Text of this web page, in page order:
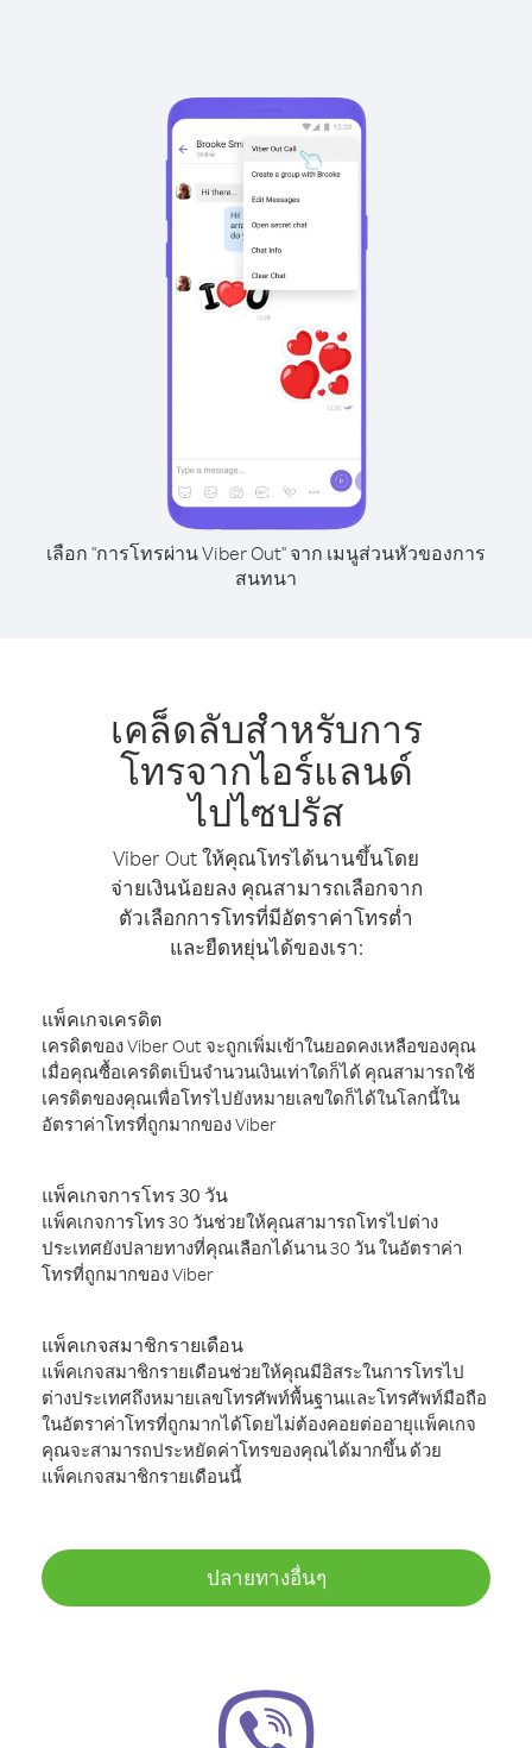
เลือก "การโทรผ่าน Viber Out" จาก เมนูส่วนหัวของการ
สนทนา
เคล็ดลับสำหรับการ
โทรจากไอร์แลนด์
ไปไซปรัส
Viber Out ให้คุณโทรได้นานขึ้นโดย
จ่ายเงินน้อยลง คุณสามารถเลือกจาก
ตัวเลือกการโทรที่มีอัตราค่าโทรต่ำ
และยืดหยุ่นได้ของเรา:
แพ็คเกจเครดิต
เครดิตของ Viber Out จะถูกเพิ่มเข้าในยอดคงเหลือของคุณ
เมื่อคุณซื้อเครดิตเป็นจำนวนเงินเท่าใดก็ได้ คุณสามารถใช้
เครดิตของคุณเพื่อโทรไปยังหมายเลขใดก็ได้ในโลกนี้ใน
อัตราค่าโทรที่ถูกมากของ Viber
แพ็คเกจการโทร 30 วัน
แพ็คเกจการโทร 30 วันช่วยให้คุณสามารถโทรไปต่าง
ประเทศยังปลายทางที่คุณเลือกได้นาน 30 วัน ในอัตราค่า
โทรที่ถูกมากของ Viber
แพ็คเกจสมาชิกรายเดือน
แพ็คเกจสมาชิกรายเดือนช่วยให้คุณมีอิสระในการโทรไป
ต่างประเทศถึงหมายเลขโทรศัพท์พื้นฐานและโทรศัพท์มือถือ
ในอัตราค่าโทรที่ถูกมากได้โดยไม่ต้องคอยต่ออายุแพ็คเกจ
คุณจะสามารถประหยัดค่าโทรของคุณได้มากขึ้น ด้วย
แพ็คเกจสมาชิกรายเดือนนี้
ปลายทางอื่นๆ